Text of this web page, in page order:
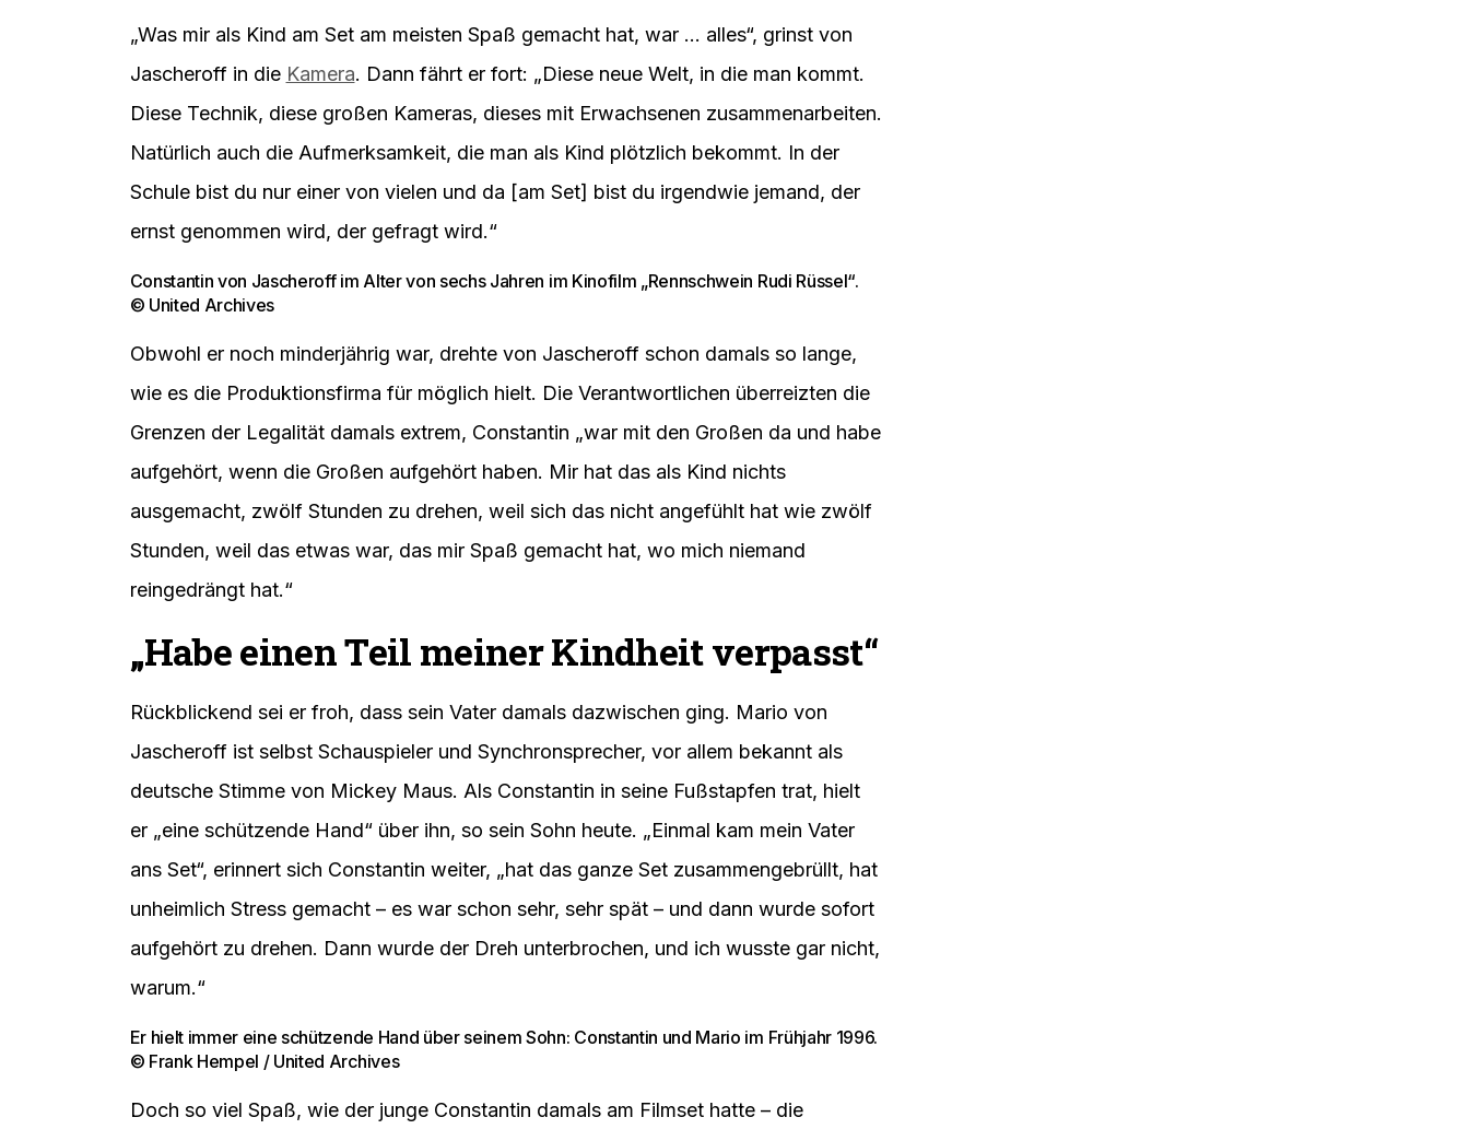
„Was mir als Kind am Set am meisten Spaß gemacht hat, war … alles“, grinst von
Jascheroff in die Kamera. Dann fährt er fort: „Diese neue Welt, in die man kommt.
Diese Technik, diese großen Kameras, dieses mit Erwachsenen zusammenarbeiten.
Natürlich auch die Aufmerksamkeit, die man als Kind plötzlich bekommt. In der
Schule bist du nur einer von vielen und da [am Set] bist du irgendwie jemand, der
ernst genommen wird, der gefragt wird.“
Constantin von Jascheroff im Alter von sechs Jahren im Kinofilm „Rennschwein Rudi Rüssel“.
© United Archives
Obwohl er noch minderjährig war, drehte von Jascheroff schon damals so lange,
wie es die Produktionsfirma für möglich hielt. Die Verantwortlichen überreizten die
Grenzen der Legalität damals extrem, Constantin „war mit den Großen da und habe
aufgehört, wenn die Großen aufgehört haben. Mir hat das als Kind nichts
ausgemacht, zwölf Stunden zu drehen, weil sich das nicht angefühlt hat wie zwölf
Stunden, weil das etwas war, das mir Spaß gemacht hat, wo mich niemand
reingedrängt hat.“
„Habe einen Teil meiner Kindheit verpasst“
Rückblickend sei er froh, dass sein Vater damals dazwischen ging. Mario von
Jascheroff ist selbst Schauspieler und Synchronsprecher, vor allem bekannt als
deutsche Stimme von Mickey Maus. Als Constantin in seine Fußstapfen trat, hielt
er „eine schützende Hand“ über ihn, so sein Sohn heute. „Einmal kam mein Vater
ans Set“, erinnert sich Constantin weiter, „hat das ganze Set zusammengebrüllt, hat
unheimlich Stress gemacht – es war schon sehr, sehr spät – und dann wurde sofort
aufgehört zu drehen. Dann wurde der Dreh unterbrochen, und ich wusste gar nicht,
warum.“
Er hielt immer eine schützende Hand über seinem Sohn: Constantin und Mario im Frühjahr 1996.
© Frank Hempel / United Archives
Doch so viel Spaß, wie der junge Constantin damals am Filmset hatte – die